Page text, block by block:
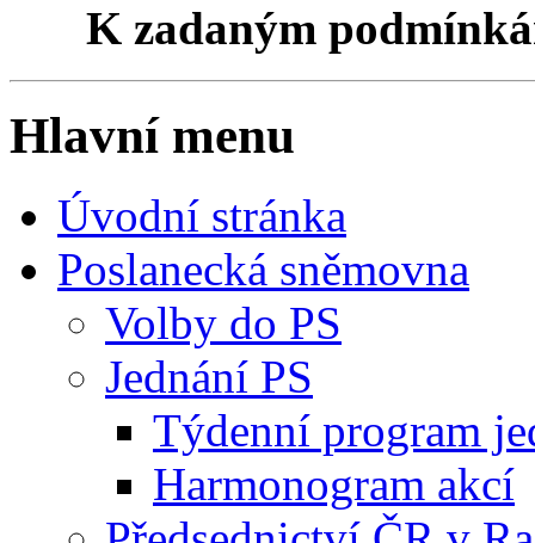
K zadaným
Hlavní menu
Úvodní stránka
Poslanecká sněmovna
Volby do PS
Jednání PS
Týdenní program
Harmonogram akcí